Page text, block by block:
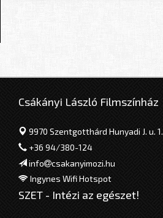
Csákányi László Filmszínház
9970 Szentgotthárd Hunyadi J. u. 1.
+36 94/380-124
info
csakanyimozi.hu
Ingynes Wifi Hotspot
SZET - Intézi az egészet!